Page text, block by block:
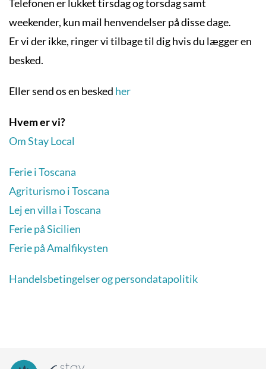
Telefonen er lukket tirsdag og torsdag samt
weekender, kun mail henvendelser på disse dage.
Er vi der ikke, ringer vi tilbage til dig hvis du lægger en
besked.
Eller send os en besked her
Hvem er vi?
Om Stay Local
Ferie i Toscana
Agriturismo i Toscana
Lej en villa i Toscana
Ferie på Sicilien
Ferie på Amalfikysten
Handelsbetingelser og persondatapolitik